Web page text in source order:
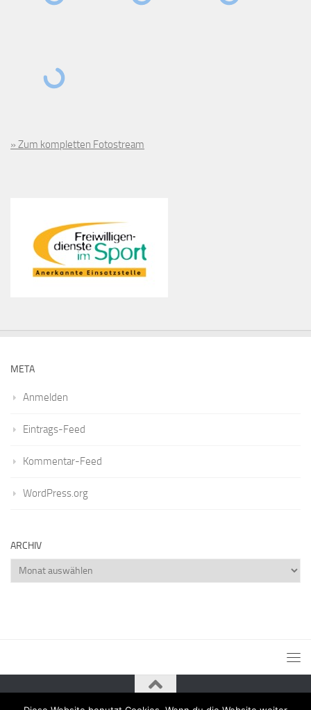
» Zum kompletten Fotostream
META
Anmelden
Eintrags-Feed
Kommentar-Feed
WordPress.org
ARCHIV
Archiv